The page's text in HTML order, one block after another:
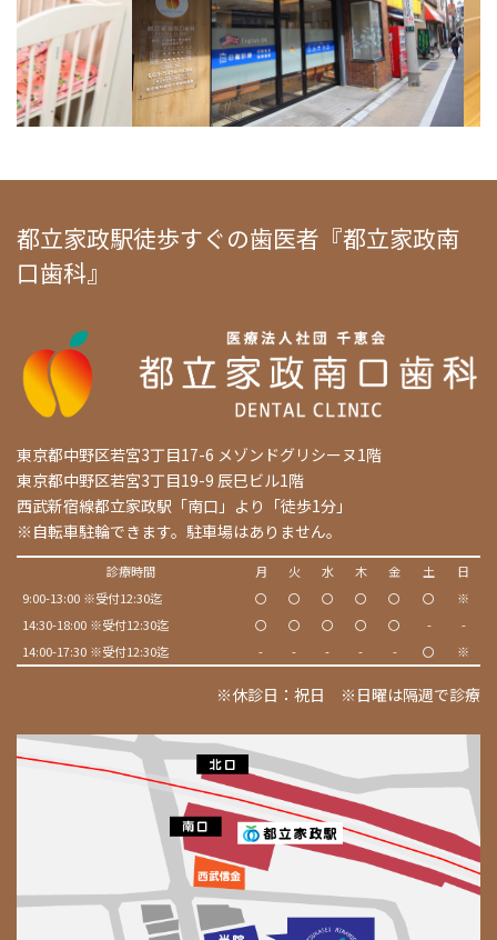
都立家政駅徒歩すぐの歯医者『都立家政南
口歯科』
東京都中野区若宮3丁目17-6 メゾンドグリシーヌ1階
東京都中野区若宮3丁目19-9 辰巳ビル1階
西武新宿線都立家政駅「南口」より「徒歩1分」
※自転車駐輪できます。駐車場はありません。
診療時間 月 火 水 木 金 土
日
9:00-13:00 ※受付12:30迄
〇 〇 〇 〇 〇 〇
※
14:30-18:00 ※受付12:30迄
〇 〇 〇 〇 〇 -
-
14:00-17:30 ※受付12:30迄
- - - - - 〇 ※
※休診日：祝日 ※日曜は隔週で診療